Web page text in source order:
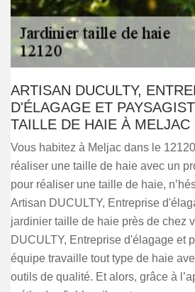
ARTISAN DUCULTY,
D'ÉLAGAGE ET
TAILLE DE HAIE À MELJAC
Vous habitez à Meljac dans le
réaliser une taille de haie avec un
pour réaliser une taille de haie,
Artisan DUCULTY, Entreprise
jardinier taille de haie près de chez
DUCULTY, Entreprise d'élagage et
équipe travaille tout type de haie
outils de qualité. Et alors, grâce à